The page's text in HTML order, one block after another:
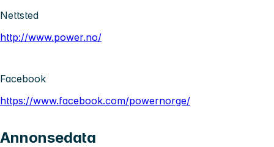
Nettsted
http://www.power.no/
Facebook
https://www.facebook.com/powernorge/
Annonsedata